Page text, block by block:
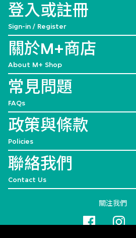
登入或註冊
Sign-in / Register
關於M+商店
About M+ Shop
常見問題
FAQs
政策與條款
Policies
聯絡我們
Contact Us
關注我們